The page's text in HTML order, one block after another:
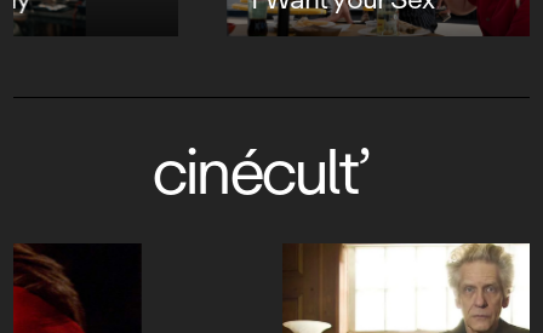
cinécult’